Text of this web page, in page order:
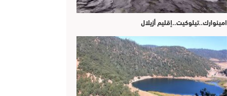
امينوارك..تيلوكيت..إقليم أزيلال